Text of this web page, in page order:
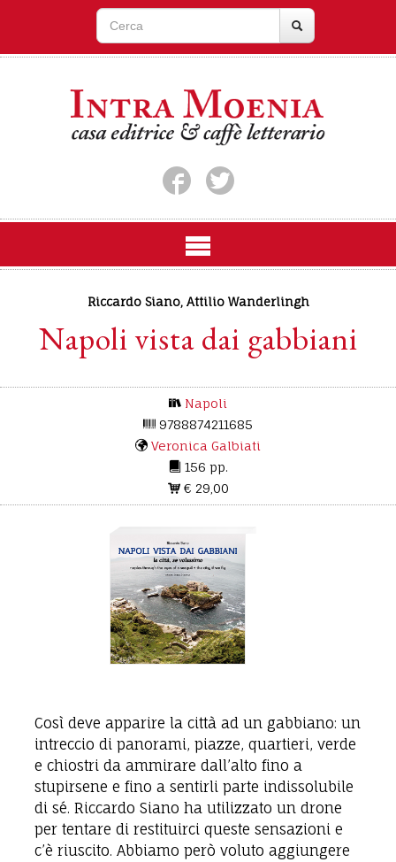
Riccardo Siano, Attilio Wanderlingh
Napoli vista dai gabbiani
Napoli
9788874211685
Veronica Galbiati
156 pp.
€ 29,00
Così deve apparire la città ad un gabbiano: un
intreccio di panorami, piazze, quartieri, verde
e chiostri da ammirare dall’alto fino a
stupirsene e fino a sentirli parte indissolubile
di sé. Riccardo Siano ha utilizzato un drone
per tentare di restituirci queste sensazioni e
c’è riuscito. Abbiamo però voluto aggiungere